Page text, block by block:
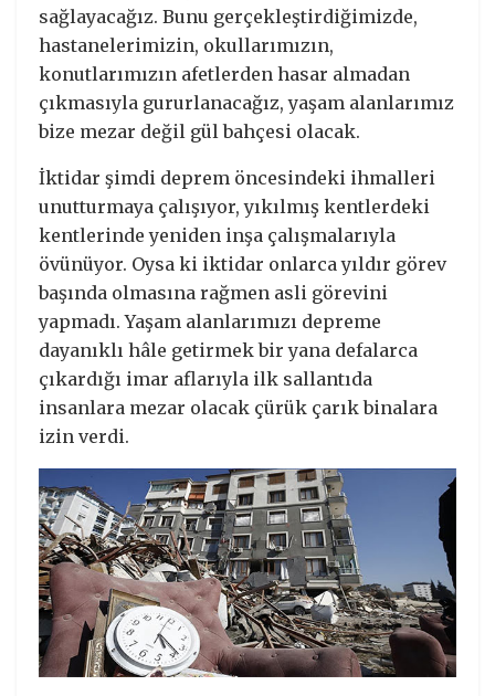
sağlayacağız. Bunu gerçekleştirdiğimizde,
hastanelerimizin, okullarımızın,
konutlarımızın afetlerden hasar almadan
çıkmasıyla gururlanacağız, yaşam alanlarımız
bize mezar değil gül bahçesi olacak.
İktidar şimdi deprem öncesindeki ihmalleri
unutturmaya çalışıyor, yıkılmış kentlerdeki
kentlerinde yeniden inşa çalışmalarıyla
övünüyor. Oysa ki iktidar onlarca yıldır görev
başında olmasına rağmen asli görevini
yapmadı. Yaşam alanlarımızı depreme
dayanıklı hâle getirmek bir yana defalarca
çıkardığı imar aflarıyla ilk sallantıda
insanlara mezar olacak çürük çarık binalara
izin verdi.